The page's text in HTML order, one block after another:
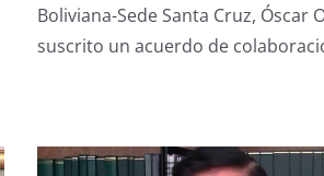
Boliviana-Sede Santa Cruz, Óscar
suscrito un acuerdo de